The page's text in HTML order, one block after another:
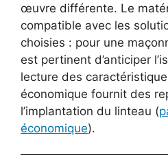
œuvre différente. Le
compatible avec les
choisies : pour une
est pertinent d’anticiper
lecture des
économique fournit des
l’implantation du linteau (
économique).